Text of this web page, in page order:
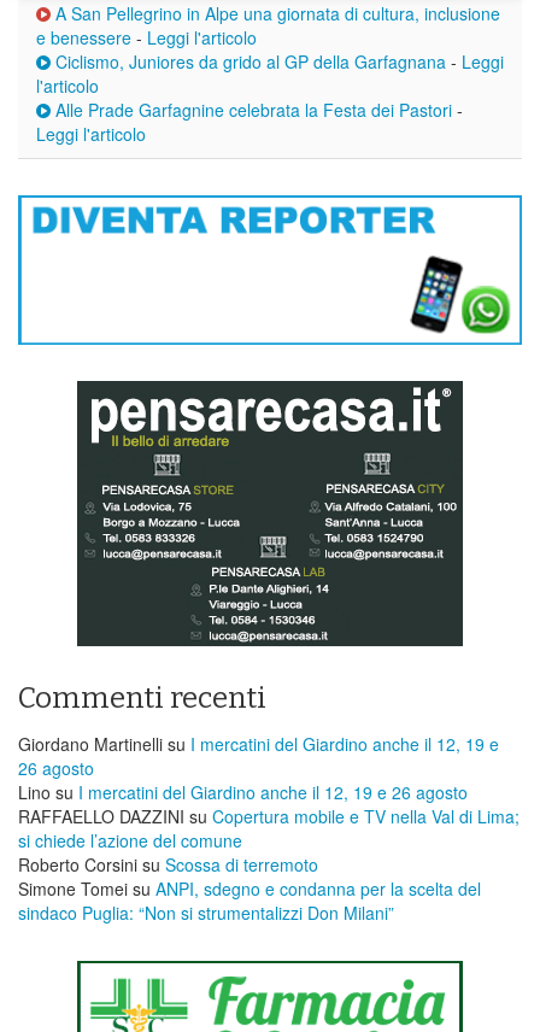
A San Pellegrino in Alpe una giornata di cultura, inclusione
e benessere - Leggi l'articolo
Ciclismo, Juniores da grido al GP della Garfagnana - Leggi
l'articolo
Alle Prade Garfagnine celebrata la Festa dei Pastori -
Leggi l'articolo
Commenti recenti
Giordano Martinelli su I mercatini del Giardino anche il 12, 19 e
26 agosto
Lino su I mercatini del Giardino anche il 12, 19 e 26 agosto
RAFFAELLO DAZZINI su ​Copertura mobile e TV nella Val di Lima;
si chiede l’azione del comune
Roberto Corsini su Scossa di terremoto
Simone Tomei su ANPI, sdegno e condanna per la scelta del
sindaco Puglia: “Non si strumentalizzi Don Milani”